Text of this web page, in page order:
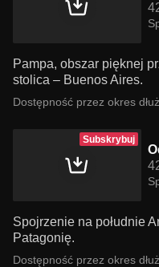
Pampa, obszar pięknej
stolica – Buenos Aires.
Dostępność przez okres
Subskrybuj
Spojrzenie na południe
Patagonię.
Dostępność przez okres